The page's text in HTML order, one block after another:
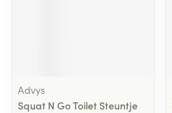
Advys
Squat N Go Toilet Steuntje